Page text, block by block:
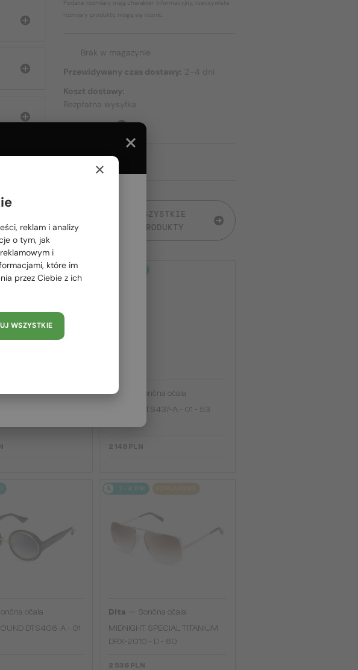
Podane rozmiary mają charakter informacyjny, rzeczywiste
rozmiary produktu mogą się różnić.
Brak w magazynie
Przewidywany czas dostawy: 2–4 dni
Koszt dostawy:
Bezpłatna wysyłka
O DOSTAWIE
WSZYSTKIE
PRODUKTY
očala
Dita
Sončna očala
MAHINE DTS437-A - 01 - 53
2 148 PLN
očala
DTS406-A - 01
2-4 DNI
Dita
Sončna očala
MIDNIGHT SPECIAL TITANIUM
DRX-2010 - D - 60
2 536 PLN
kraj:
×
reklam i analizy
o tym, jak
i
które im
przez Ciebie z ich
WSZYSTKIE